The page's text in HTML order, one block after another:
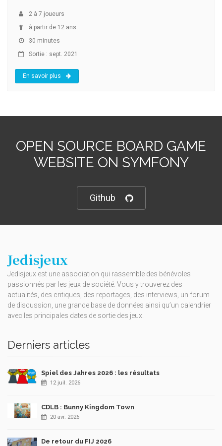
2 à 7 joueurs
à partir de 12 ans
30 minutes
Sortie : sept. 2021
En savoir plus
OPEN SOURCE BOARD GAME
WEBSITE ON SYMFONY
Github
Jedisjeux
Jedisjeux est une association qui rassemble des bénévoles
passionnés par les jeux de société. Vous y trouverez des
actualités, des critiques, des reportages, des interviews, un forum
de discussion, une grande base de données ainsi qu’un calendrier
avec les principales dates de sortie des jeux.
Derniers articles
Spiel des Jahres 2026 : les résultats
12 juil. 2026
CDLB : Bunny Kingdom Town
20 avr. 2026
De retour du FIJ 2026